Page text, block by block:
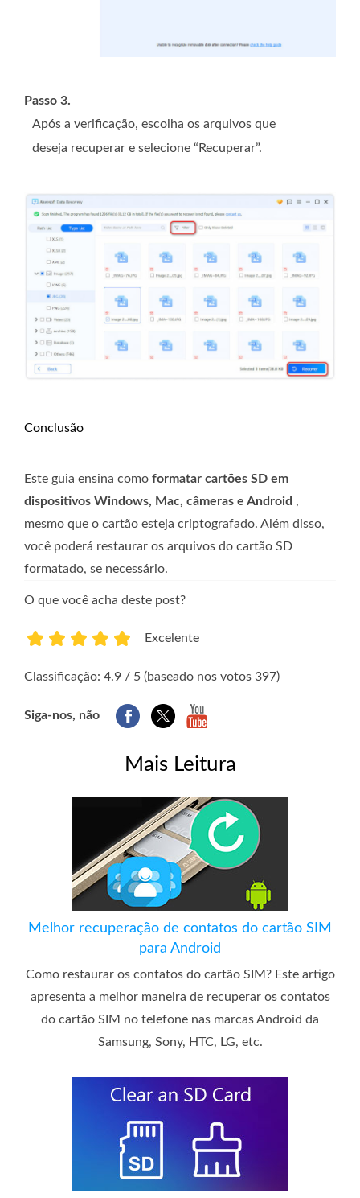
Passo 3.
Após a verificação, escolha os arquivos que
deseja recuperar e selecione “Recuperar”.
Conclusão
Este guia ensina como formatar cartões SD em
dispositivos Windows, Mac, câmeras e Android ,
mesmo que o cartão esteja criptografado. Além disso,
você poderá restaurar os arquivos do cartão SD
formatado, se necessário.
O que você acha deste post?
Excelente
Classificação: 4.9 / 5 (baseado nos votos 397)
Siga-nos, não
Mais Leitura
Melhor recuperação de contatos do cartão SIM
para Android
Como restaurar os contatos do cartão SIM? Este artigo
apresenta a melhor maneira de recuperar os contatos
do cartão SIM no telefone nas marcas Android da
Samsung, Sony, HTC, LG, etc.